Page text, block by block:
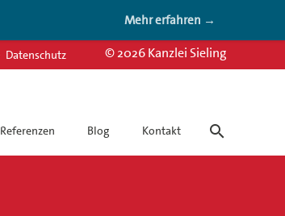
Mehr erfahren →
© 2026 Kanzlei Sieling
Datenschutz
Referenzen Blog Kontakt